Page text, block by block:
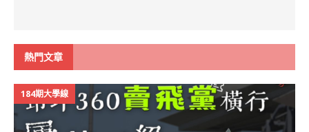
熱門文章
184期大學線